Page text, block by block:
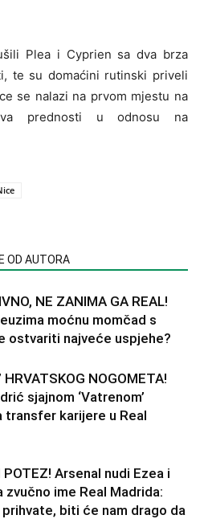
Plea i Cyprien sa dva brza
te su domaćini rutinski priveli
se nalazi na prvom mjestu na
prednosti u odnosu na
OD AUTORA
NE ZANIMA GA REAL!
moćnu momčad s
ostvariti najveće uspjehe?
HRVATSKOG NOGOMETA!
sjajnom ‘Vatrenom’
transfer karijere u Real
POTEZ! Arsenal nudi Ezea i
zvučno ime Real Madrida:
prihvate, biti će nam drago da